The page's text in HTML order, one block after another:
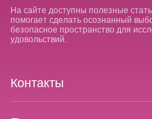
На сайте доступны полезные
помогает сделать осознанный
безопасное пространство для
удовольствий.
Контакты